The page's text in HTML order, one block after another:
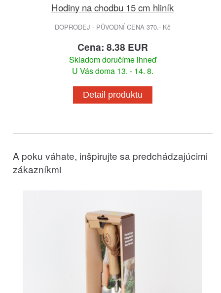
Hodiny na chodbu 15 cm hliník
DOPRODEJ - PŮVODNÍ CENA 370.- Kč
Cena: 8.38 EUR
Skladom doručíme ihneď
U Vás doma 13. - 14. 8.
Detail produktu
A poku váhate, inšpirujte sa predchádzajúcimi
zákazníkmi